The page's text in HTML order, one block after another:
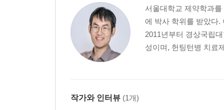
서울대학교 제약학과
에 박사 학위를 받았다
2011년부터 경상국립
성이며, 헌팅턴병 치료
작가와 인터뷰 (1개)